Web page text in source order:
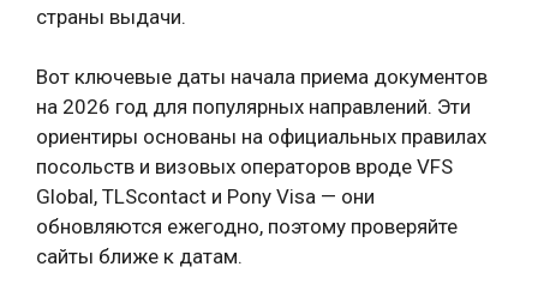
страны выдачи.
Вот ключевые даты начала приема документов
на 2026 год для популярных направлений. Эти
ориентиры основаны на официальных правилах
посольств и визовых операторов вроде VFS
Global, TLScontact и Pony Visa — они
обновляются ежегодно, поэтому проверяйте
сайты ближе к датам.